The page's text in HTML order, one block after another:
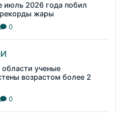
июль 2026 года побил
жары
0
ученые
возрастом более 2
0